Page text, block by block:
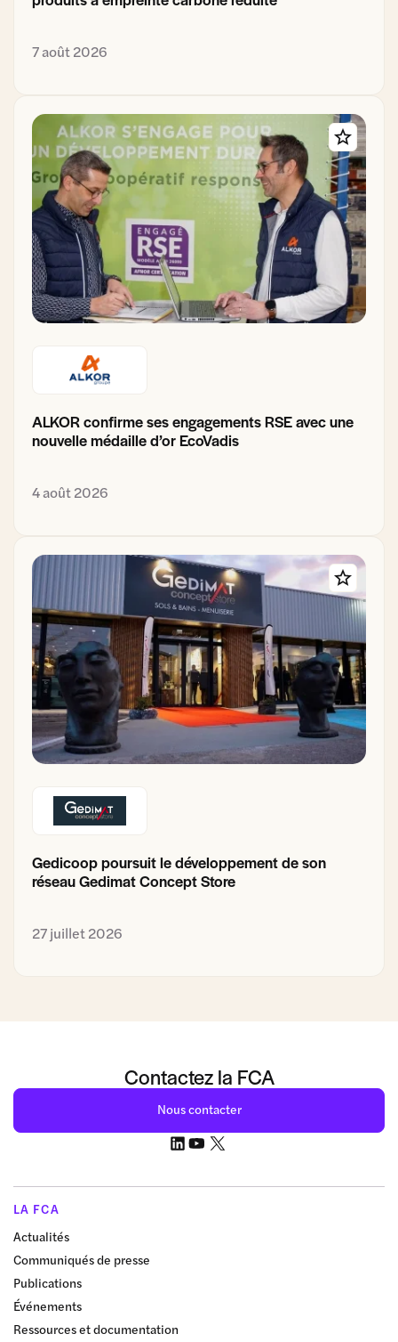
7 août 2026
ALKOR confirme ses engagements RSE avec une
nouvelle médaille d’or EcoVadis
4 août 2026
Gedicoop poursuit le développement de son
réseau Gedimat Concept Store
27 juillet 2026
Contactez la FCA
Nous contacter
LA FCA
Actualités
Communiqués de presse
Publications
Événements
Ressources et documentation